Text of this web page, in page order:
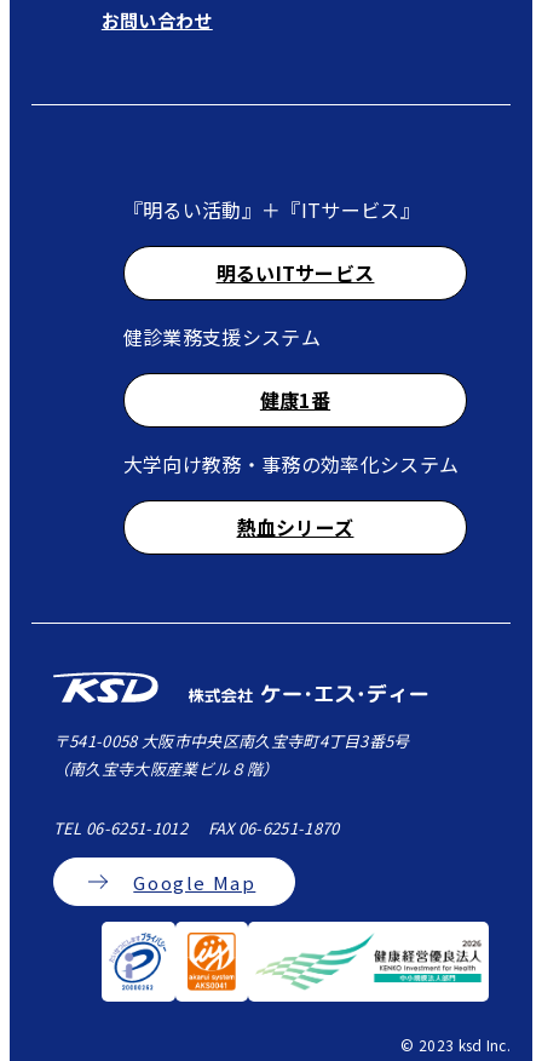
お問い合わせ
『明るい活動』＋『ITサービス』
明るいITサービス
健診業務支援システム
健康1番
大学向け教務・事務の効率化システム
熱血シリーズ
〒541-0058 大阪市中央区南久宝寺町4丁目3番5号
（南久宝寺大阪産業ビル８階）
TEL 06-6251-1012 FAX 06-6251-1870
Google Map
© 2023 ksd Inc.